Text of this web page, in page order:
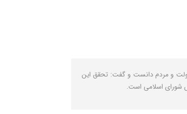
دولت و مردم دانست و گفت: تحقق این
شورای اسلامی است.